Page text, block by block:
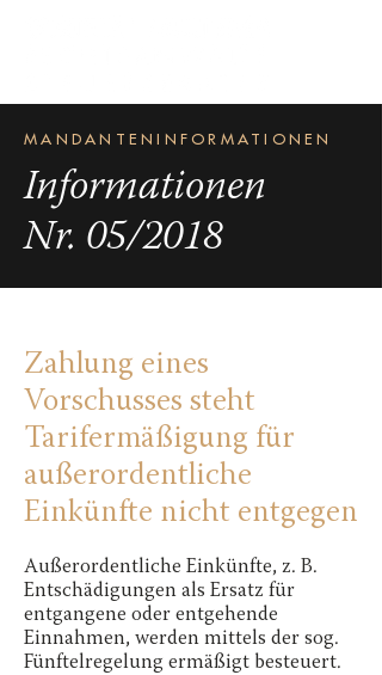
MANDANTENINFORMATIONEN
Informationen
Nr. 05/2018
Zahlung eines
Vorschusses steht
Tarifermäßigung für
außerordentliche
Einkünfte nicht entgegen
Außerordentliche Einkünfte, z. B.
Entschädigungen als Ersatz für
entgangene oder entgehende
Einnahmen, werden mittels der sog.
Fünftelregelung ermäßigt besteuert.